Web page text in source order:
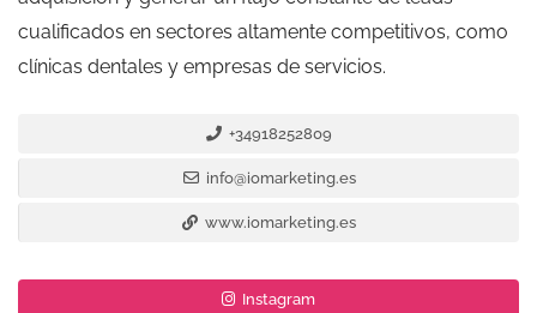
cualificados en sectores altamente competitivos, como
clínicas dentales y empresas de servicios.
+34918252809
info@iomarketing.es
www.iomarketing.es
Instagram